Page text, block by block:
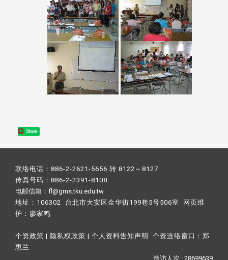
Share
联络电话：886-2-2621-5656 转 8122～8127
传真号码：886-2-2391-8108
电邮信箱：fl@gms.tku.edu.tw
地址：106302 台北市大安区金华街199巷5号506室 网页维
护： 廖家鸣​
个资政策 | 隐私权政策 | 个人资料告知声明 个资连络窗口： 郑
惠兰
造访人次 : 28699639